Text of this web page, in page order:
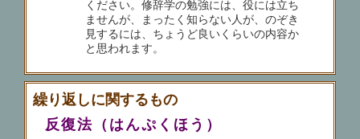
ください。修辞学の勉強には、役には立ち
ませんが、まったく知らない人が、のぞき
見するには、ちょうど良いくらいの内容か
と思われます。
繰り返しに関するもの
反復法（はんぷくほう）